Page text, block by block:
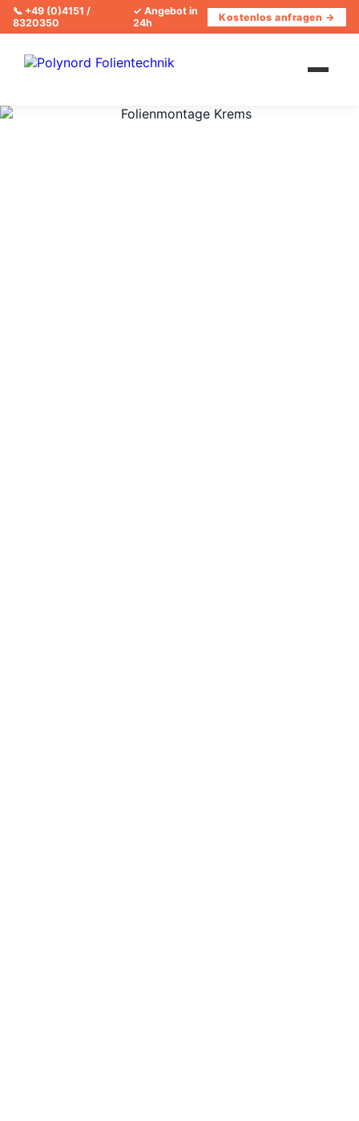
📞 +49 (0)4151 /
8320350
✓ Angebot in
24h
Kostenlos anfragen →